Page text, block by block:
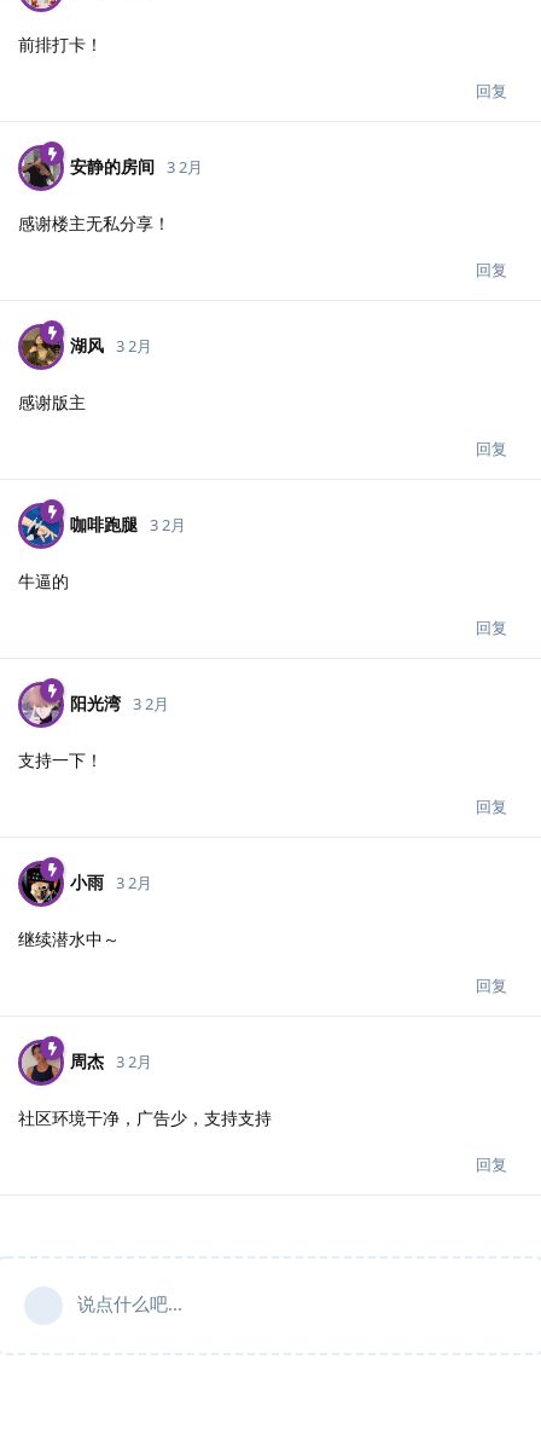
前排打卡！
回复
安静的房间 3 2月
感谢楼主无私分享！
回复
湖风 3 2月
感谢版主
回复
咖啡跑腿 3 2月
牛逼的
回复
阳光湾 3 2月
支持一下！
回复
小雨 3 2月
继续潜水中～
回复
周杰 3 2月
社区环境干净，广告少，支持支持
回复
说点什么吧...